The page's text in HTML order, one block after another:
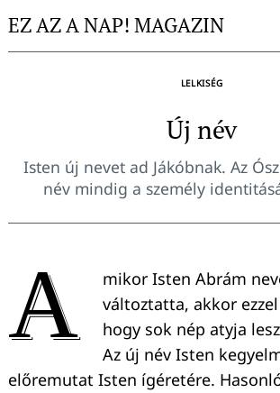
toEZ AZ A NAP! MAGAZIN
LELKISÉG
Új név
Isten új nevet ad Jákóbnak. Az
név mindig a személy
A
mikor Isten Abrám
változtatta, akkor
hogy sok nép atyja
Az új név Isten
előremutat Isten ígéretére.